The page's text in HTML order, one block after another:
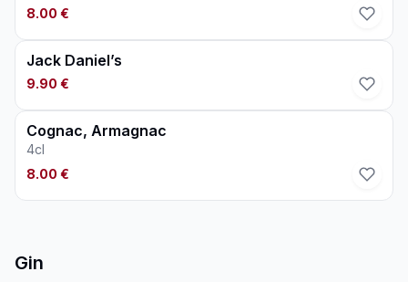
8.00 €
Jack Daniel’s
9.90 €
Cognac, Armagnac
4cl
8.00 €
Gin